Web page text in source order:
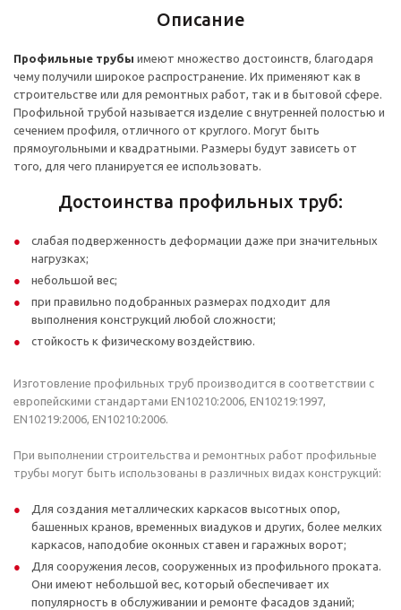
Описание
Профильные трубы имеют множество достоинств, благодаря
чему получили широкое распространение. Их применяют как в
строительстве или для ремонтных работ, так и в бытовой сфере.
Профильной трубой называется изделие с внутренней полостью и
сечением профиля, отличного от круглого. Могут быть
прямоугольными и квадратными. Размеры будут зависеть от
того, для чего планируется ее использовать.
Достоинства профильных труб:
слабая подверженность деформации даже при значительных
нагрузках;
небольшой вес;
при правильно подобранных размерах подходит для
выполнения конструкций любой сложности;
стойкость к физическому воздействию.
Изготовление профильных труб производится в соответствии с
европейскими стандартами EN10210:2006, EN10219:1997,
EN10219:2006, EN10210:2006.
При выполнении строительства и ремонтных работ профильные
трубы могут быть использованы в различных видах конструкций:
Для создания металлических каркасов высотных опор,
башенных кранов, временных виадуков и других, более мелких
каркасов, наподобие оконных ставен и гаражных ворот;
Для сооружения лесов, сооруженных из профильного проката.
Они имеют небольшой вес, который обеспечивает их
популярность в обслуживании и ремонте фасадов зданий;